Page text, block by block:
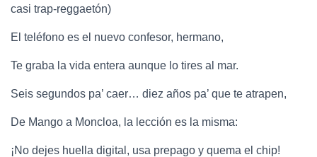
casi trap-reggaetón)
El teléfono es el nuevo confesor, hermano,
Te graba la vida entera aunque lo tires al mar.
Seis segundos pa’ caer… diez años pa’ que te atrapen,
De Mango a Moncloa, la lección es la misma:
¡No dejes huella digital, usa prepago y quema el chip!